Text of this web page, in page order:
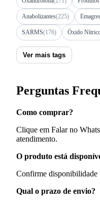
Anabolizantes(225)
SARMS(176) Óxido
Ver mais tags
Perguntas
Como comprar?
Clique em Falar no
atendimento.
O produto está
Confirme disponibilidade
Qual o prazo de envio?